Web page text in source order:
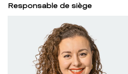
Responsable de siège